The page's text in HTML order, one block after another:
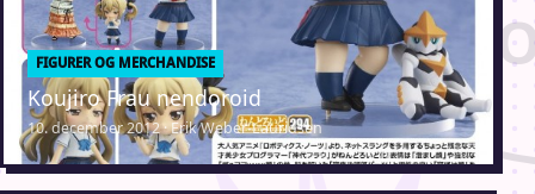
FIGURER OG MERCHANDISE
Koujiro Frau nendoroid
10. december 2012 · Erik Weber-Lauridsen